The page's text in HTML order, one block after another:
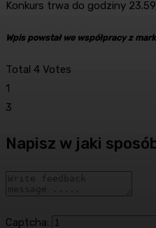
Konkurs trwa do godziny
Wpis powstał we współpracy z
Total 4 Votes
1
3
Napisz w jaki
Captcha: